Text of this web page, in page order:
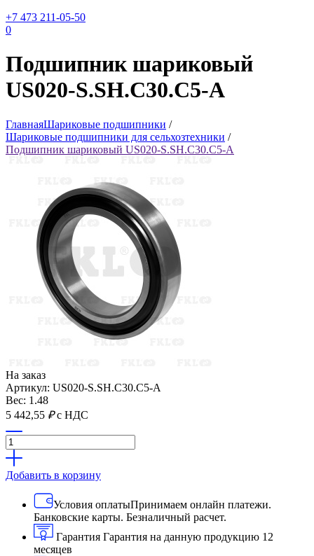
+7 473 211-05-50
0
Подшипник шариковый
US020-S.SH.C30.C5-A
ГлавнаяШариковые подшипники /
Шариковые подшипники для сельхозтехники /
Подшипник шариковый US020-S.SH.C30.C5-A
На заказ
Артикул: US020-S.SH.C30.C5-A
Вес: 1.48
5 442,55 ₽ с НДС
Добавить в корзину
Условия оплатыПринимаем онлайн платежи.
Банковские карты. Безналичный расчет.
Гарантия Гарантия на данную продукцию 12
месяцев